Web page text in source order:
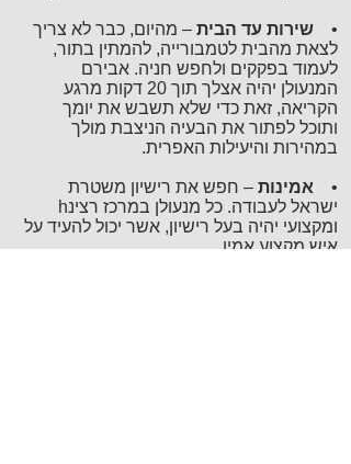
• שירות עד הבית – מהיום, כבר לא צריך
לצאת מהבית לטמבורייה, להמתין בתור,
לעמוד בפקקים ולחפש חניה. אבירם
המנעולן יהיה אצלך תוך 20 דקות מרגע
הקריאה, זאת כדי שלא תשבש את יומך
ותוכל לפתור את הבעיה הניצבת מולך
במהירות והיעילות האפרית.
• אמינות – חפש את רישיון משטרת
ישראל לעבודה. כל מנעולן במרכז רצינh
ומקצועי יהיה בעל רישיון, אשר יכול להעיד על
איש מקצוע אמין.